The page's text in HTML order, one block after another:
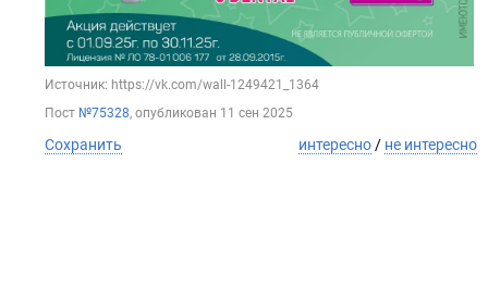
Источник: https://vk.com/wall-1249421_1364
Пост №75328, опубликован 11 сен 2025
Сохранить интересно / не интересно